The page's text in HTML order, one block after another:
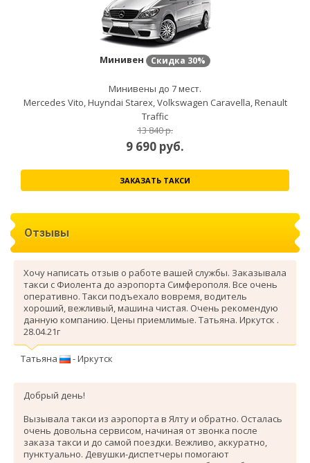
Минивен Скидка 30%
Минивены до 7 мест.
Mercedes Vito, Huyndai Starex, Volkswagen Caravella, Renault
Traffic
13 840 р.
9 690 руб.
ЗАКАЗАТЬ ТАКСИ
Отзывы
Хочу написать отзыв о работе вашей службы. Заказывала
такси с Фиолента до аэропорта Симферополя. Все очень
оперативно. Такси подъехало вовремя, водитель
хороший, вежливый, машина чистая. Очень рекомендую
данную компанию. Цены приемлимые. Татьяна. Иркутск .
28.04.21г
Татьяна - Иркутск
Добрый день!
Вызывала такси из аэропорта в Ялту и обратно. Осталась
очень довольна сервисом, начиная от звонка после
заказа такси и до самой поездки. Вежливо, аккуратно,
пунктуально. Девушки-диспетчеры помогают